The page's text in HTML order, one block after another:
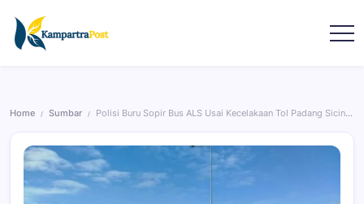
Home / Sumbar / Polisi Buru Sopir Bus ALS Usai Kecelakaan Tol Padang Sicincin